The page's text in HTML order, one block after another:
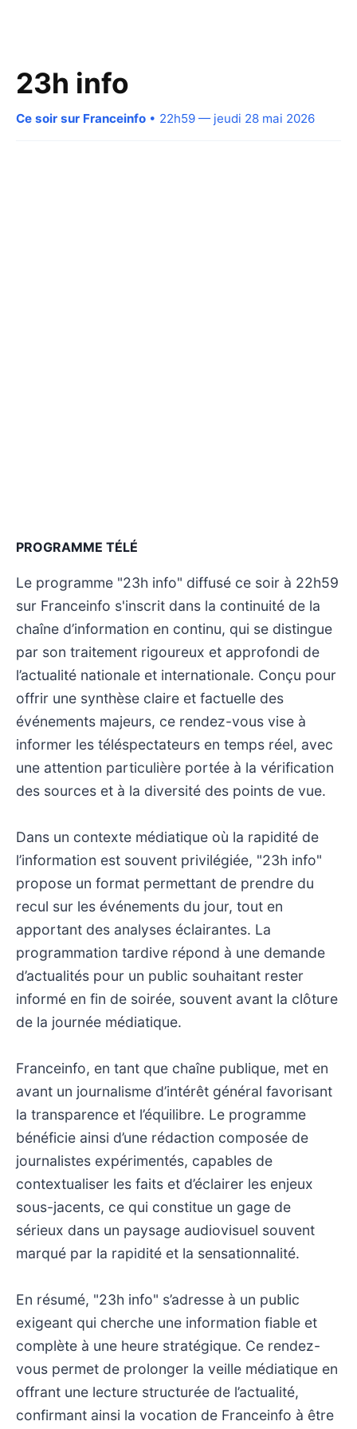
23h info
Ce soir sur Franceinfo • 22h59 — jeudi 28 mai 2026
PROGRAMME TÉLÉ
Le programme "23h info" diffusé ce soir à 22h59
sur Franceinfo s'inscrit dans la continuité de la
chaîne d’information en continu, qui se distingue
par son traitement rigoureux et approfondi de
l’actualité nationale et internationale. Conçu pour
offrir une synthèse claire et factuelle des
événements majeurs, ce rendez-vous vise à
informer les téléspectateurs en temps réel, avec
une attention particulière portée à la vérification
des sources et à la diversité des points de vue.
Dans un contexte médiatique où la rapidité de
l’information est souvent privilégiée, "23h info"
propose un format permettant de prendre du
recul sur les événements du jour, tout en
apportant des analyses éclairantes. La
programmation tardive répond à une demande
d’actualités pour un public souhaitant rester
informé en fin de soirée, souvent avant la clôture
de la journée médiatique.
Franceinfo, en tant que chaîne publique, met en
avant un journalisme d’intérêt général favorisant
la transparence et l’équilibre. Le programme
bénéficie ainsi d’une rédaction composée de
journalistes expérimentés, capables de
contextualiser les faits et d’éclairer les enjeux
sous-jacents, ce qui constitue un gage de
sérieux dans un paysage audiovisuel souvent
marqué par la rapidité et la sensationnalité.
En résumé, "23h info" s’adresse à un public
exigeant qui cherche une information fiable et
complète à une heure stratégique. Ce rendez-
vous permet de prolonger la veille médiatique en
offrant une lecture structurée de l’actualité,
confirmant ainsi la vocation de Franceinfo à être